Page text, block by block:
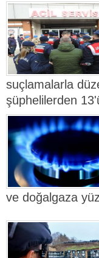
suçlamalarla
şüphelilerden
ve doğalgaza